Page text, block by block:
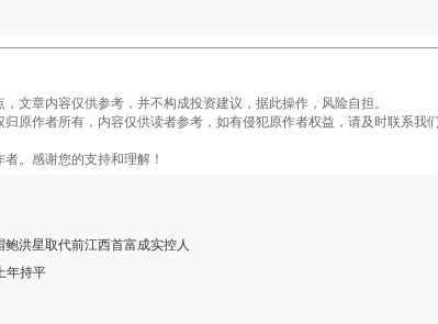
章内容仅供参考，并不构成投资建议，据此操作，风险自担。
作者所有，内容仅供读者参考，如有侵犯原作者权益，请及时联系我
。感谢您的支持和理解！
洪星取代前江西首富成实控人
年持平